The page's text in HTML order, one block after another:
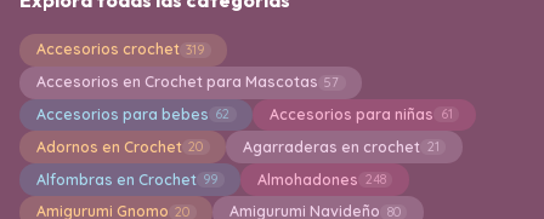
Accesorios crochet 319
Accesorios en Crochet para Mascotas 57
Accesorios para bebes 62 Accesorios para niñas 61
Adornos en Crochet 20 Agarraderas en crochet 21
Alfombras en Crochet 99 Almohadones 248
Amigurumi Gnomo 20 Amigurumi Navideño 80